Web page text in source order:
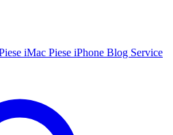
iMac Piese iPhone Blog Service